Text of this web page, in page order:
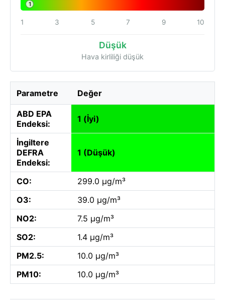
1
1 3 5 7 9 10
Düşük
Hava kirliliği düşük
Parametre Değer
ABD EPA
Endeksi:
1 (İyi)
İngiltere
DEFRA
Endeksi:
1 (Düşük)
CO:
299.0 µg/m³
O3:
39.0 µg/m³
NO2:
7.5 µg/m³
SO2:
1.4 µg/m³
PM2.5:
10.0 µg/m³
PM10:
10.0 µg/m³